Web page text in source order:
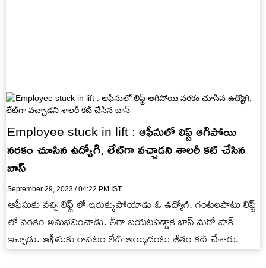
Employee stuck in lift : ఆఫీసులో లిఫ్ట్‌ ఆగిపోయి
నరకం చూసిన ఉద్యోగి, లేట్‌గా వచ్చాడని శాలరీ కట్‌ చేసిన
బాస్
September 29, 2023 / 04:22 PM IST
ఆఫీసుకు వచ్చి లిఫ్ట్ లో ఇరుక్కుపోయాడు ఓ ఉద్యోగి. గంటలపాటు లిఫ్ట్
లో నరకం అనుభవించాడు. తీరా బయటపడ్డాక బాస్ మరో షాక్
ఇచ్చాడు. ఆఫీసుకు రావటం లేట్ అయ్యిదంటు జీతం కట్ చేశారు.